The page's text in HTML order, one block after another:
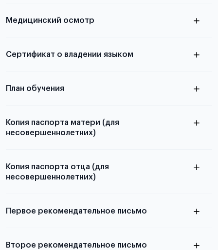
принимаются
Медицинский осмотр
Для примеров заполнения и пустых
Сертификат о владении языком
План обучения
Копия паспорта матери (для
несовершеннолетних)
Копия паспорта отца (для
несовершеннолетних)
выезда
Первое рекомендательное письмо
Второе рекомендательное письмо